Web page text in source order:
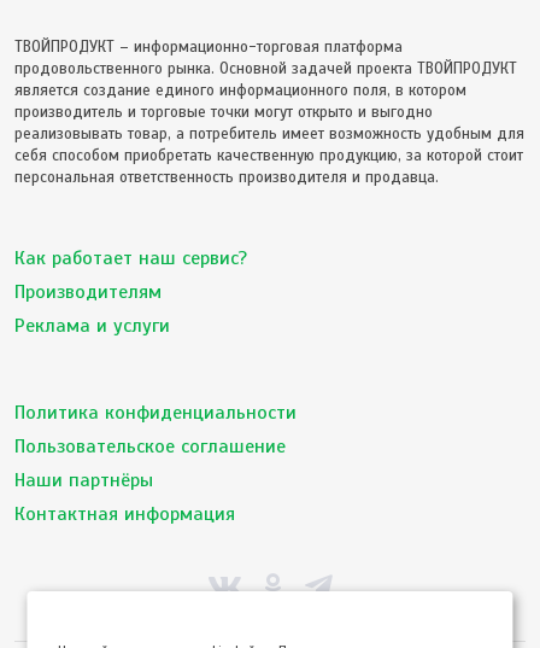
ТВОЙПРОДУКТ – информационно-торговая платформа
продовольственного рынка. Основной задачей проекта ТВОЙПРОДУКТ
является создание единого информационного поля, в котором
производитель и торговые точки могут открыто и выгодно
реализовывать товар, а потребитель имеет возможность удобным для
себя способом приобретать качественную продукцию, за которой стоит
персональная ответственность производителя и продавца.
Как работает наш сервис?
Производителям
Реклама и услуги
Политика конфиденциальности
Пользовательское соглашение
Наши партнёры
Контактная информация